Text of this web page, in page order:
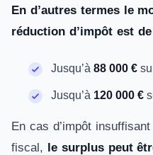
En d’autres termes le
réduction d’impôt est de
Jusqu’à 88 000 €
Jusqu’à 120 000 €
En cas d’impôt
fiscal, le surplus peut